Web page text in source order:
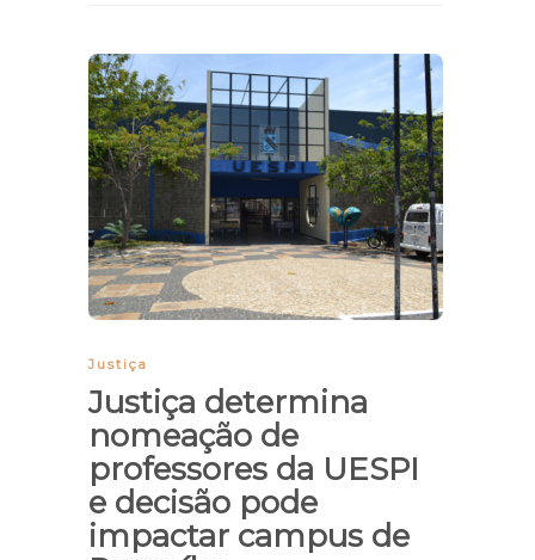
Justiça
Justiça determina
nomeação de
professores da UESPI
e decisão pode
impactar campus de